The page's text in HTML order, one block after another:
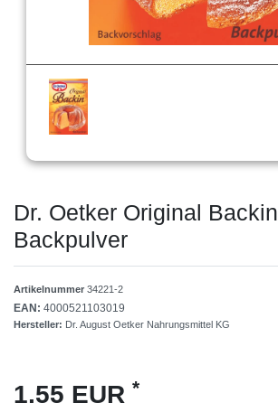
Dr. Oetker Original Backin
Backpulver
Artikelnummer 34221-2
EAN: 4000521103019
Hersteller: Dr. August Oetker Nahrungsmittel KG
1,55 EUR *